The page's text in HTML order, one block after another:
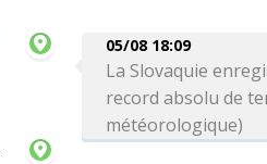
05/08 18:09
La Slovaquie
record absolu de
météorologique)